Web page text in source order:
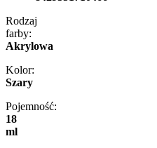
Rodzaj
farby:
Akrylowa
Kolor:
Szary
Pojemność:
18
ml